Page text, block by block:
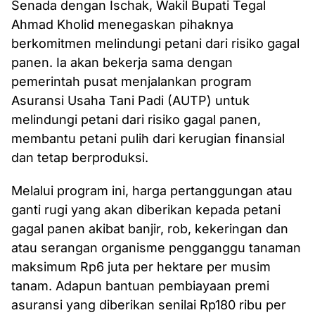
Senada dengan Ischak, Wakil Bupati Tegal
Ahmad Kholid menegaskan pihaknya
berkomitmen melindungi petani dari risiko gagal
panen. Ia akan bekerja sama dengan
pemerintah pusat menjalankan program
Asuransi Usaha Tani Padi (AUTP) untuk
melindungi petani dari risiko gagal panen,
membantu petani pulih dari kerugian finansial
dan tetap berproduksi.
Melalui program ini, harga pertanggungan atau
ganti rugi yang akan diberikan kepada petani
gagal panen akibat banjir, rob, kekeringan dan
atau serangan organisme pengganggu tanaman
maksimum Rp6 juta per hektare per musim
tanam. Adapun bantuan pembiayaan premi
asuransi yang diberikan senilai Rp180 ribu per